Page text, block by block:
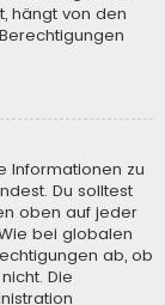
hängt von den
Informationen zu
Du solltest
oben auf jeder
bei globalen
ab, ob
Die